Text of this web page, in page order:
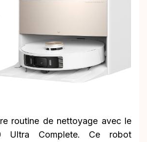
routine de nettoyage avec le
Ultra Complete. Ce robot